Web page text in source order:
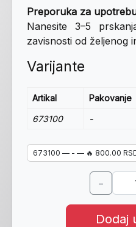
Preporuka za
Nanesite 3–5
zavisnosti od željenog
Varijante
Artikal Pakovanje
673100
-
−
Dodaj